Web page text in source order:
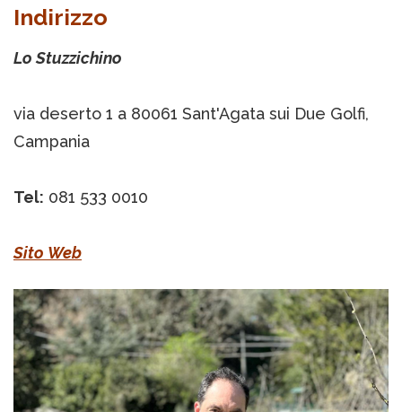
Indirizzo
Lo Stuzzichino
via deserto 1 a 80061 Sant'Agata sui Due Golfi,
Campania
Tel: 081 533 0010
Sito Web